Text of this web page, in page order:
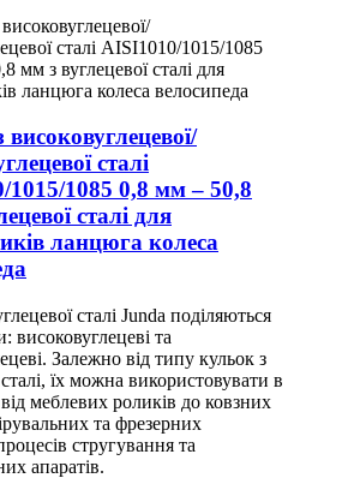
сталі
1015/1085 0,8 мм – 50,8
сталі для
ланцюга колеса
сталі Junda поділяються
високовуглецеві та
Залежно від типу кульок з
сталі, їх можна використовувати в
меблевих роликів до ковзних
та фрезерних
стругування та
апаратів.